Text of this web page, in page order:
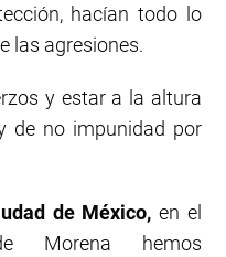
hacían todo lo
las agresiones.
y estar a la altura
de no impunidad por
de México, en el
Morena hemos